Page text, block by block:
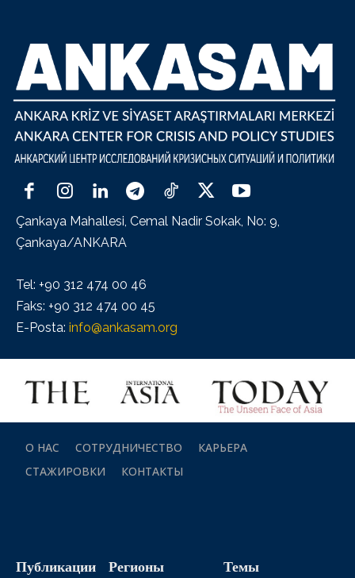
Çankaya Mahallesi, Cemal Nadir Sokak, No: 9,
Çankaya/ANKARA
Tel: +90 312 474 00 46
Faks: +90 312 474 00 45
E-Posta: info@ankasam.org
О НАС СОТРУДНИЧЕСТВО
КАРЬЕРА
СТАЖИРОВКИ
КОНТАКТЫ
Публикации Регионы Темы